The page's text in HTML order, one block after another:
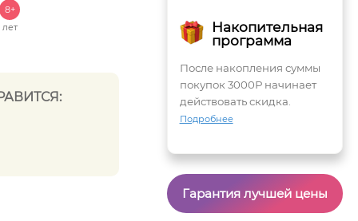
Накопительная
программа
После накопления суммы
покупок 3000Р начинает
действовать скидка.
Подробнее
Гарантия лучшей цены
8+
лет